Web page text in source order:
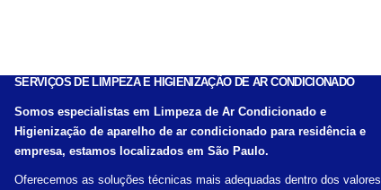
SERVIÇOS DE LIMPEZA E HIGIENIZAÇÃO DE AR CONDICIONADO
Somos especialistas em Limpeza de Ar Condicionado e
Higienização de aparelho de ar condicionado para residência e
empresa, estamos localizados em São Paulo.
Oferecemos as soluções técnicas mais adequadas dentro dos valores